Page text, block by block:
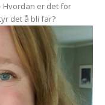
Hvordan er det for
det å bli far?